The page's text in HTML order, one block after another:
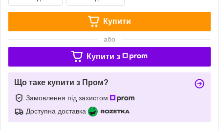
Купити
або
Купити з
Що таке купити з Пром?
Замовлення під захистом
Доступна доставка